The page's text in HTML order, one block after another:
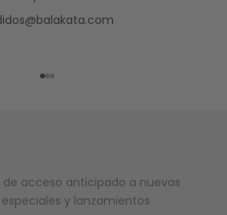
Ir al artículo 1
Ir al artículo 2
Ir al artículo 3
acceso anticipado a nuevas
y lanzamientos